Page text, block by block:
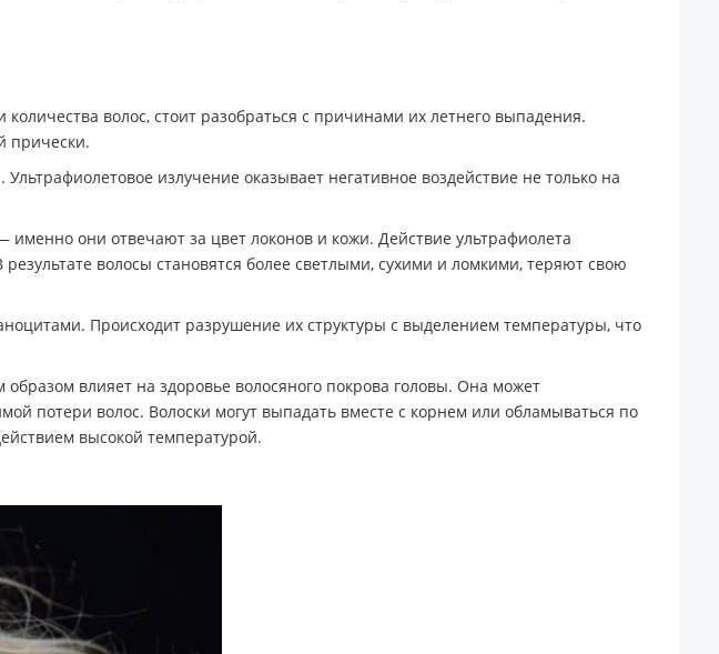
волос, стоит разобраться с причинами их летнего выпадения.
прически.
излучение оказывает негативное воздействие не только на
они отвечают за цвет локонов и кожи. Действие ультрафиолета
волосы становятся более светлыми, сухими и ломкими, теряют свою
Происходит разрушение их структуры с выделением температуры, что
влияет на здоровье волосяного покрова головы. Она может
потери волос. Волоски могут выпадать вместе с корнем или обламываться по
высокой температурой.